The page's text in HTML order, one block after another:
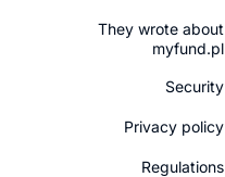
They wrote about
myfund.pl
Security
Privacy policy
Regulations